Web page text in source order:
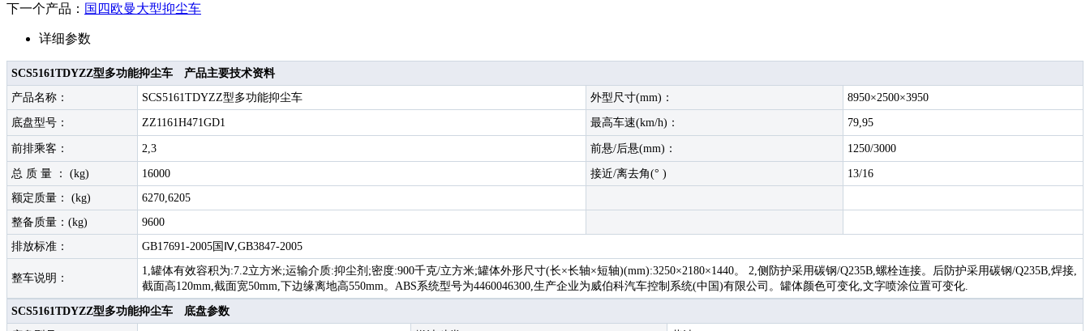
下一个产品： 国四欧曼大型抑尘车
详细参数
SCS5161TDYZZ型多功能抑尘车 产品主要技术资料
产品名称：
SCS5161TDYZZ型多功能抑尘车 外型尺寸(mm)： 8950×2500×3950
底盘型号： ZZ1161H471GD1 最高车速(km/h)： 79,95
前排乘客： 2,3 前悬/后悬(mm)： 1250/3000
总 质 量 ： (kg) 16000 接近/离去角(° )
13/16
额定质量： (kg)
6270,6205
整备质量：(kg)
9600
排放标准：
GB17691-2005国Ⅳ,GB3847-2005
整车说明：
1,罐体有效容积为:7.2立方米;运输介质:抑尘剂;密度:900千克/立方米;罐体外形尺寸(长×长轴×短轴)(mm):3250×2180×1440。 2,侧防护采用碳钢/Q235B,螺栓连接。后防护采用碳钢/Q235B,焊接,
截面高120mm,截面宽50mm,下边缘离地高550mm。ABS系统型号为4460046300,生产企业为威伯科汽车控制系统(中国)有限公司。罐体颜色可变化,文字喷涂位置可变化.
SCS5161TDYZZ型多功能抑尘车 底盘参数